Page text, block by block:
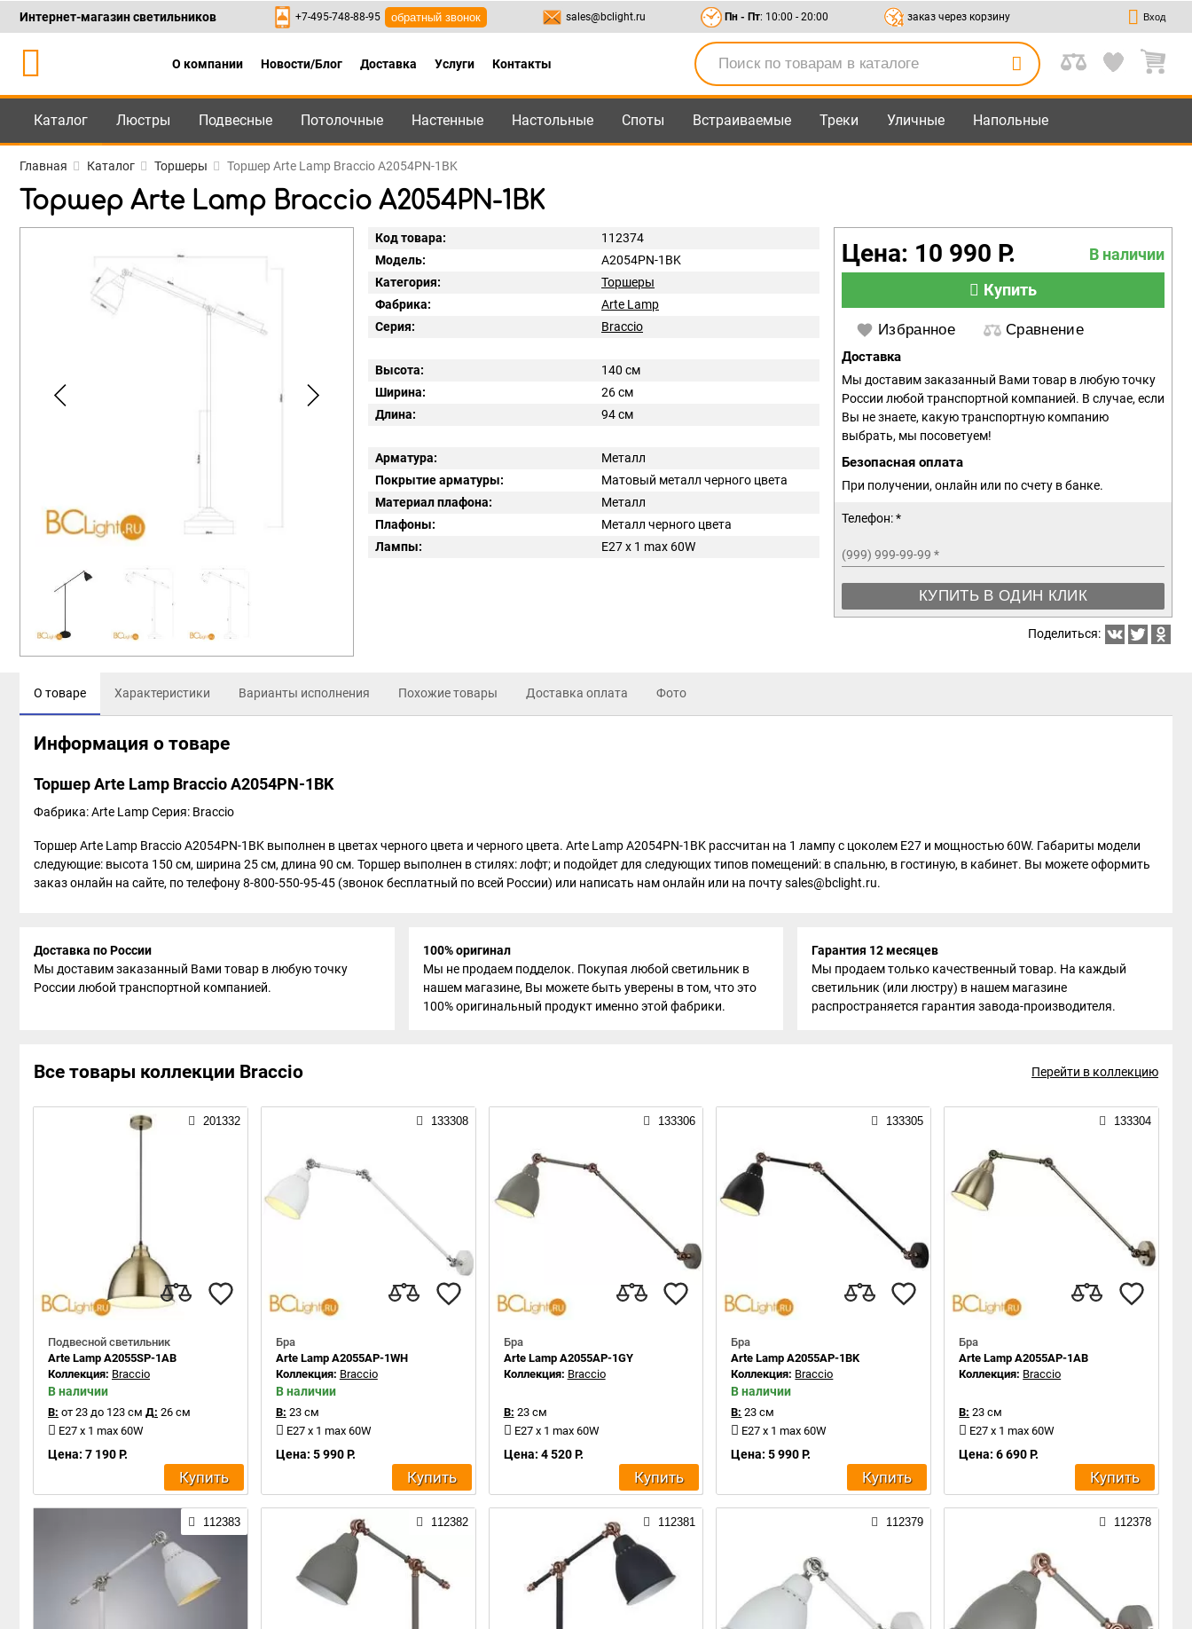
Каталог +7-495-748-88-95 ,8-800-550-95-45 sales@bclight.ru
Интернет-магазин светильников +7-495-748-88-95 обратный звонок sales@bclight.ru Пн - Пт: 10:00 - 20:00 заказ через корзину Вход
О компании Новости/Блог Доставка Услуги Контакты
Каталог Люстры Подвесные Потолочные Настенные Настольные Споты Встраиваемые Треки Уличные Напольные
Главная Каталог Торшеры Торшер Arte Lamp Braccio A2054PN-1BK
Торшер Arte Lamp Braccio A2054PN-1BK
Код товара:
112374
Модель:
A2054PN-1BK
Категория:
Торшеры
Фабрика:
Arte Lamp
Серия:
Braccio
Высота:
140 см
Ширина:
26 см
Длина:
94 см
Арматура:
Металл
Покрытие арматуры:
Матовый металл черного цвета
Материал плафона:
Металл
Плафоны:
Металл черного цвета
Лампы:
E27 x 1 max 60W
Цена: 10 990 Р.
В наличии
Купить
Избранное Сравнение
Доставка
Мы доставим заказанный Вами товар в любую точку
России любой транспортной компанией. В случае, если
Вы не знаете, какую транспортную компанию
выбрать, мы посоветуем!
Безопасная оплата
При получении, онлайн или по счету в банке.
Телефон: *
(999) 999-99-99 *
КУПИТЬ В ОДИН КЛИК
Поделиться:
О товаре Характеристики Варианты исполнения Похожие товары Доставка оплата Фото
Информация о товаре
Торшер Arte Lamp Braccio A2054PN-1BK
Фабрика: Arte LampСерия: Braccio
Торшер Arte Lamp Braccio A2054PN-1BK выполнен в цветах черного цвета и черного цвета. Arte Lamp A2054PN-1BK рассчитан на 1 лампу с цоколем E27 и мощностью 60W. Габариты модели
следующие: высота 150 см, ширина 25 см, длина 90 см. Торшер выполнен в стилях: лофт; и подойдет для следующих типов помещений: в спальню, в гостиную, в кабинет. Вы можете оформить
заказ онлайн на сайте, по телефону 8-800-550-95-45 (звонок бесплатный по всей России) или написать нам онлайн или на почту sales@bclight.ru.
Доставка по России
Мы доставим заказанный Вами товар в любую точку
России любой транспортной компанией.
100% оригинал
Мы не продаем подделок. Покупая любой светильник в
нашем магазине, Вы можете быть уверены в том, что это
100% оригинальный продукт именно этой фабрики.
Гарантия 12 месяцев
Мы продаем только качественный товар. На каждый
светильник (или люстру) в нашем магазине
распространяется гарантия завода-производителя.
Все товары коллекции Braccio Перейти в коллекцию
201332
Подвесной светильник
Arte Lamp A2055SP-1AB
Коллекция: Braccio
В наличии
В: от 23 до 123 см Д: 26 см
E27 x 1 max 60W
Цена: 7 190 Р.
Купить
133308
Бра
Arte Lamp A2055AP-1WH
Коллекция: Braccio
В наличии
В: 23 см
E27 x 1 max 60W
Цена: 5 990 Р.
Купить
133306
Бра
Arte Lamp A2055AP-1GY
Коллекция: Braccio
В: 23 см
E27 x 1 max 60W
Цена: 4 520 Р.
Купить
133305
Бра
Arte Lamp A2055AP-1BK
Коллекция: Braccio
В наличии
В: 23 см
E27 x 1 max 60W
Цена: 5 990 Р.
Купить
133304
Бра
Arte Lamp A2055AP-1AB
Коллекция: Braccio
В: 23 см
E27 x 1 max 60W
Цена: 6 690 Р.
Купить
112383 112382 112381 112379 112378